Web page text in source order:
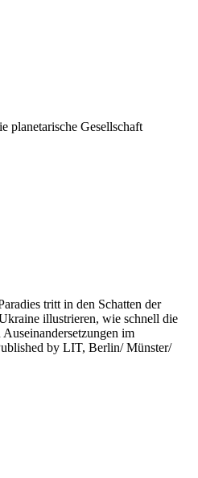
planetarische Gesellschaft
tritt in den Schatten der
illustrieren, wie schnell die
im
by LIT, Berlin/ Münster/